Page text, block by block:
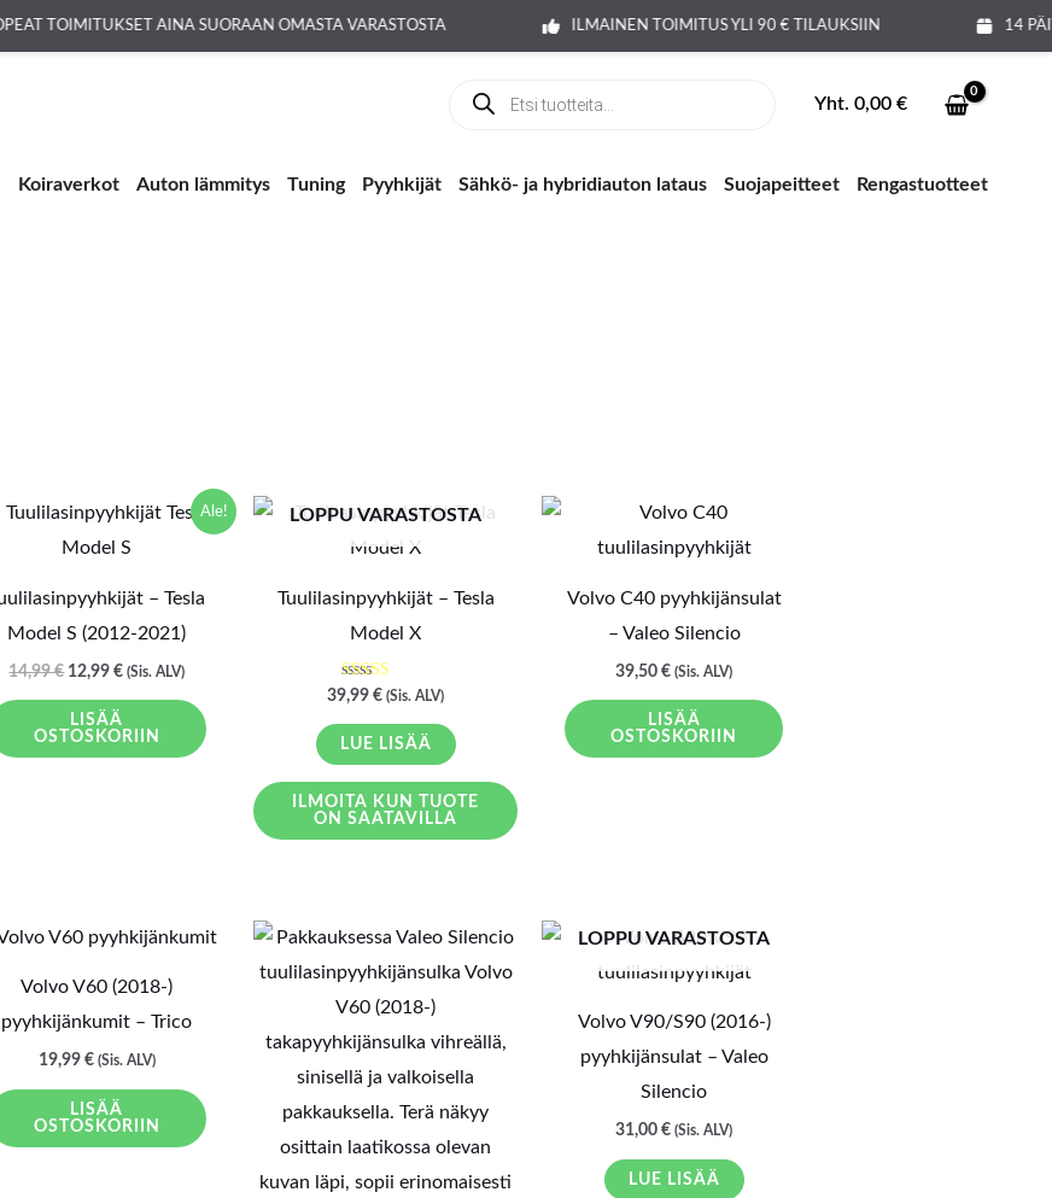
TOIMITUKSET AINA SUORAAN OMASTA VARASTOSTA ILMAINEN TOIMITUS YLI 90 € TILAUKSIIN 14
search
Yht. 0,00 €
Koiraverkot Auton lämmitys Tuning Pyyhkijät Sähkö- ja hybridiauton lataus Suojapeitteet Rengastuotteet
Ale!
– Tesla
Model S (2012-2021)
14,99€
Alkuperäinen
hinta
oli:
12,99€
Nykyinen
hinta
on:
(Sis. ALV)
LISÄÄ
OSTOSKORIIN
LOPPU VARASTOSTA
Tuulilasinpyyhkijät – Tesla
Model X
Arvostelu
tuotteesta:
5.00
/ 5
39,99€ (Sis. ALV)
LUE LISÄÄ
ILMOITA KUN TUOTE
ON SAATAVILLA
Volvo C40 pyyhkijänsulat
– Valeo Silencio
39,50€ (Sis. ALV)
LISÄÄ
OSTOSKORIIN
Volvo V60 (2018-)
pyyhkijänkumit – Trico
19,99 € (Sis. ALV)
LISÄÄ
OSTOSKORIIN
LOPPU VARASTOSTA
Volvo V90/S90 (2016-)
pyyhkijänsulat – Valeo
Silencio
31,00€ (Sis. ALV)
LUE LISÄÄ